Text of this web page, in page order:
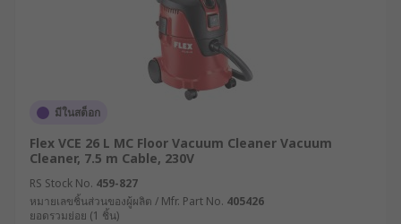
มีในสต็อก
Flex VCE 26 L MC Floor Vacuum Cleaner Vacuum
Cleaner, 7.5 m Cable, 230V
RS Stock No. 459-827
หมายเลขชิ้นส่วนของผู้ผลิต / Mfr. Part No. 405426
ยอดรวมย่อย (1 ชิ้น)